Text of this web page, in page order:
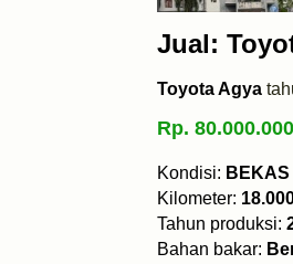
Jual:
Toyota Agya
Rp. 80.000.000
Kondisi: BEKAS
Kilometer:
Tahun produksi:
Bahan bakar: